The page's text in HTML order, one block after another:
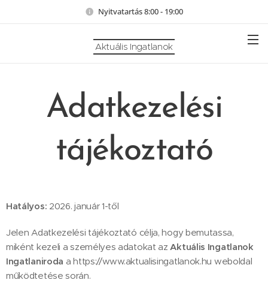
Nyitvatartás 8:00 - 19:00
Aktuális Ingatlanok
Adatkezelési
tájékoztató
Hatályos: 2026. január 1-től
Jelen Adatkezelési tájékoztató célja, hogy bemutassa,
miként kezeli a személyes adatokat azAktuális Ingatlanok
Ingatlaniroda a https://www.aktualisingatlanok.hu weboldal
működtetése során.